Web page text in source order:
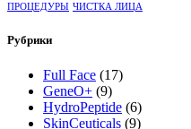
ПРОЦЕДУРЫ ЧИСТКА ЛИЦА
Рубрики
Full Face (17)
GeneO+ (9)
HydroPeptide (6)
SkinCeuticals (9)